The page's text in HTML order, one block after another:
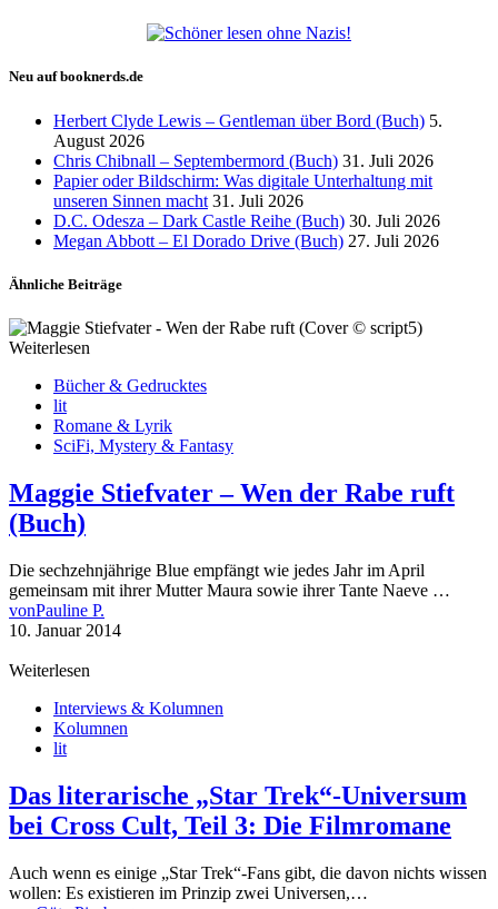
Neu auf booknerds.de
Herbert Clyde Lewis – Gentleman über Bord (Buch) 5.
August 2026
Chris Chibnall – Septembermord (Buch) 31. Juli 2026
Papier oder Bildschirm: Was digitale Unterhaltung mit
unseren Sinnen macht 31. Juli 2026
D.C. Odesza – Dark Castle Reihe (Buch) 30. Juli 2026
Megan Abbott – El Dorado Drive (Buch) 27. Juli 2026
Ähnliche Beiträge
Weiterlesen
Bücher & Gedrucktes
lit
Romane & Lyrik
SciFi, Mystery & Fantasy
Maggie Stiefvater – Wen der Rabe ruft
(Buch)
Die sechzehnjährige Blue empfängt wie jedes Jahr im April
gemeinsam mit ihrer Mutter Maura sowie ihrer Tante Naeve …
vonPauline P.
10. Januar 2014
Weiterlesen
Interviews & Kolumnen
Kolumnen
lit
Das literarische „Star Trek“-Universum
bei Cross Cult, Teil 3: Die Filmromane
Auch wenn es einige „Star Trek“-Fans gibt, die davon nichts wissen
wollen: Es existieren im Prinzip zwei Universen,…